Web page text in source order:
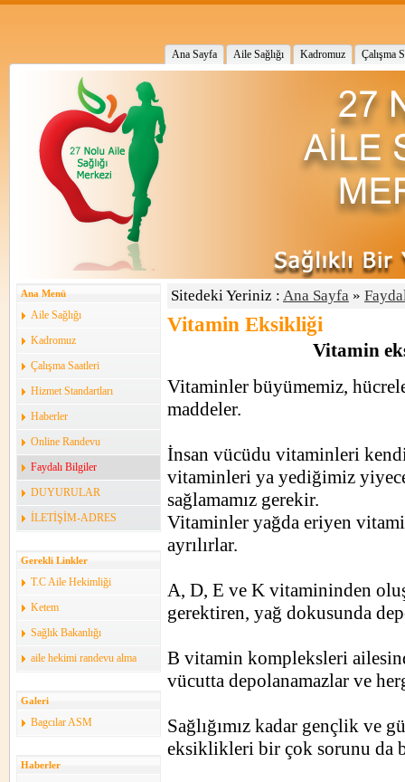
Ana Sayfa Aile Sağlığı Kadromuz Çalışma
Ana Menü
Aile Sağlığı
Kadromuz
Çalışma Saatleri
Hizmet Standartları
Haberler
Online Randevu
Faydalı Bilgiler
DUYURULAR
İLETİŞİM-ADRES
Gerekli Linkler
T.C Aile Hekimliği
Ketem
Sağlık Bakanlığı
aile hekimi randevu alma
Galeri
Bagcılar ASM
Haberler
Sitedeki Yeriniz : Ana Sayfa »
Vitamin Eksikliği
Vitamin
Vitaminler büyümemiz,
maddeler.
İnsan vücüdu vitaminleri
vitaminleri ya yediğimiz
sağlamamız gerekir.
Vitaminler yağda eriyen
ayrılırlar.
A, D, E ve K vitamininden
gerektiren, yağ dokusunda
B vitamin kompleksleri
vücutta depolanamazlar ve
Sağlığımız kadar gençlik ve
eksiklikleri bir çok sorunu da